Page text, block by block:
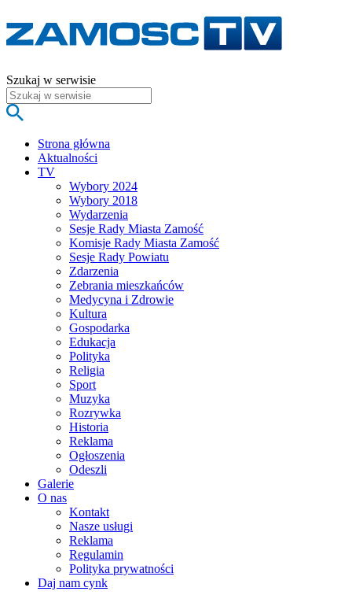
Szukaj w serwisie
Strona główna
Aktualności
TV
Wybory 2024
Wybory 2018
Wydarzenia
Sesje Rady Miasta Zamość
Komisje Rady Miasta Zamość
Sesje Rady Powiatu
Zdarzenia
Zebrania mieszkańców
Medycyna i Zdrowie
Kultura
Gospodarka
Edukacja
Polityka
Religia
Sport
Muzyka
Rozrywka
Historia
Reklama
Ogłoszenia
Odeszli
Galerie
O nas
Kontakt
Nasze usługi
Reklama
Regulamin
Polityka prywatności
Daj nam cynk